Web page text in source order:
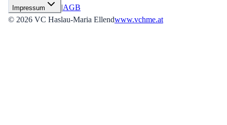
Impressum |AGB
© 2026 VC Haslau-Maria Ellendwww.vchme.at